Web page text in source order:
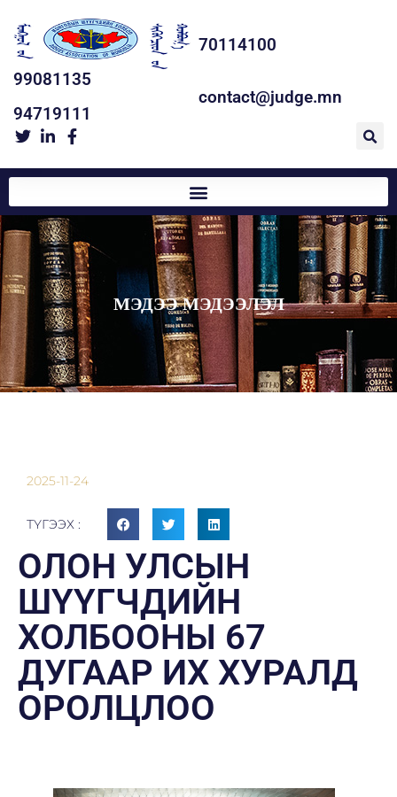
70114100
99081135
94719111
contact@judge.mn
МЭДЭЭ МЭДЭЭЛЭЛ
2025-11-24
ТҮГЭЭХ :
ОЛОН УЛСЫН
ШҮҮГЧДИЙН
ХОЛБООНЫ 67
ДУГААР ИХ ХУРАЛД
ОРОЛЦЛОО